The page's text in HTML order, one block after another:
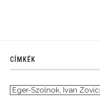
CÍMKÉK
Eger-Szolnok, Ivan